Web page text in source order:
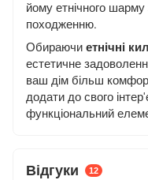
йому етнічного
походженню.
Обираючи етнічні
естетичне
ваш дім більш
додати до свого
функціональний
Відгуки 12